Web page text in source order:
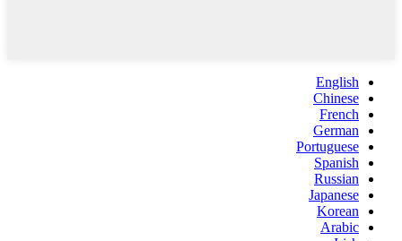
English
Chinese
French
German
Portuguese
Spanish
Russian
Japanese
Korean
Arabic